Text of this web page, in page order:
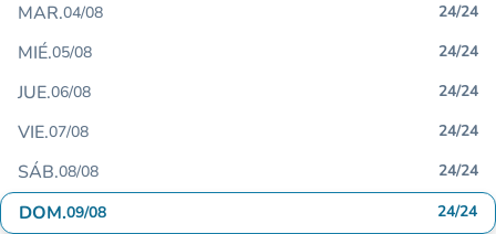
MAR.04/08 24/24
MIÉ.05/08 24/24
JUE.06/08 24/24
VIE.07/08 24/24
SÁB.08/08 24/24
DOM.09/08 24/24